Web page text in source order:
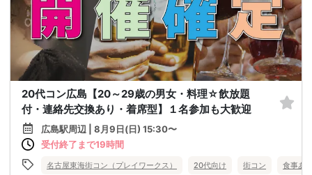
20代コン広島【20～29歳の男女・料理☆飲放題
付・連絡先交換あり・着席型】１名参加も大歓迎
広島駅周辺 | 8月9日(日) 15:30〜
受付終了まで19時間
名古屋東海街コン（プレイワークス） 20代向け 街コン 食事あ